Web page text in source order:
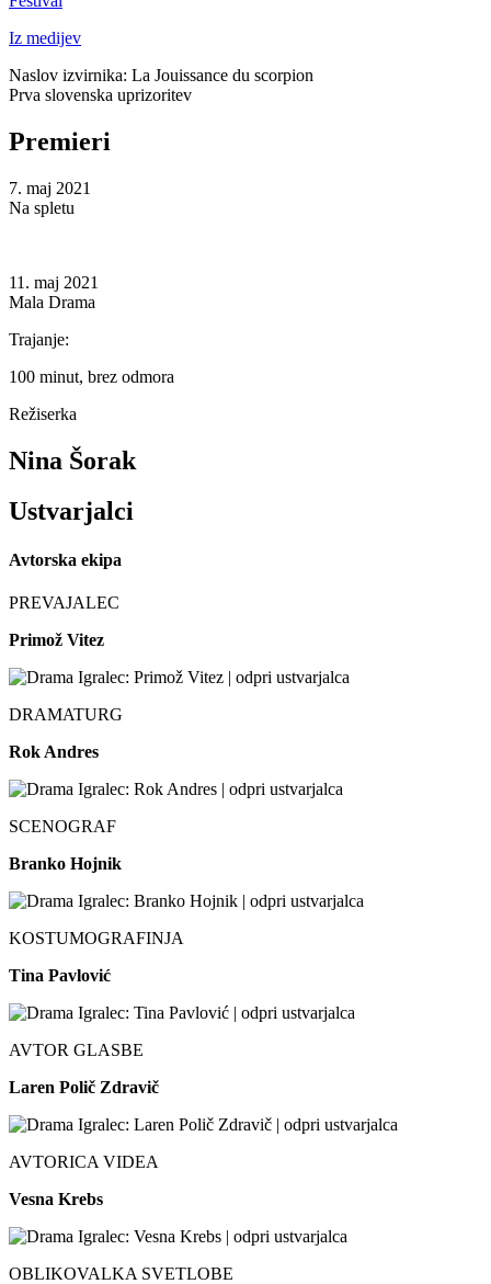
Iz medijev
Naslov izvirnika: La Jouissance du scorpion
Prva slovenska uprizoritev
Premieri
7. maj 2021
Na spletu
11. maj 2021
Mala Drama
Trajanje:
100 minut, brez odmora
Režiserka
Nina Šorak
Ustvarjalci
Avtorska ekipa
PREVAJALEC
Primož Vitez
DRAMATURG
Rok Andres
SCENOGRAF
Branko Hojnik
KOSTUMOGRAFINJA
Tina Pavlović
AVTOR GLASBE
Laren Polič Zdravič
AVTORICA VIDEA
Vesna Krebs
OBLIKOVALKA SVETLOBE